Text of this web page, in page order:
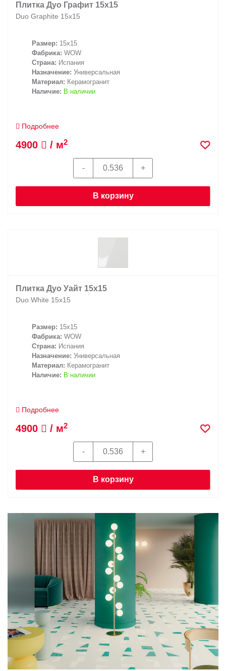
Плитка Дуо Графит 15x15
Duo Graphite 15x15
Размер: 15x15
Фабрика: WOW
Страна: Испания
Назначение: Универсальная
Материал: Керамогранит
Наличие: В наличии
Подробнее
4900 / м2
В корзину
Плитка Дуо Уайт 15x15
Duo White 15x15
Размер: 15x15
Фабрика: WOW
Страна: Испания
Назначение: Универсальная
Материал: Керамогранит
Наличие: В наличии
Подробнее
4900 / м2
В корзину